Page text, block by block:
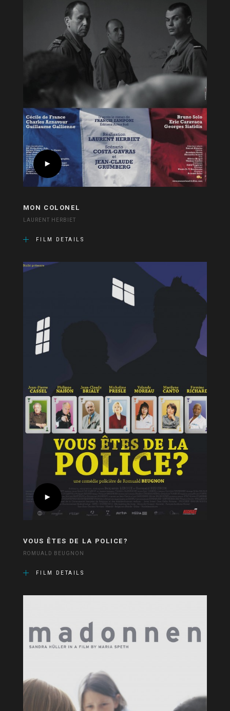
MON COLONEL
LAURENT HERBIET
FILM DETAILS
VOUS ÊTES DE LA POLICE?
ROMUALD BEUGNON
FILM DETAILS